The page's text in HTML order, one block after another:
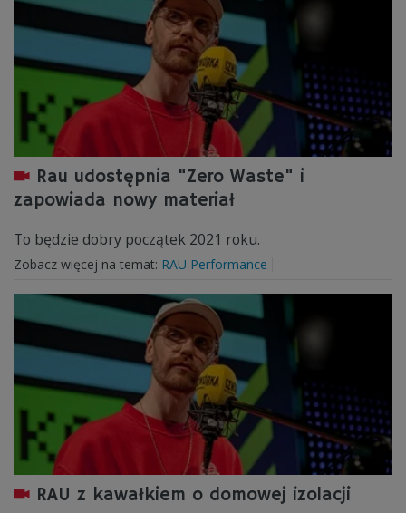
Rau udostępnia "Zero Waste" i
zapowiada nowy materiał
To będzie dobry początek 2021 roku.
Zobacz więcej na temat: RAU Performance
RAU z kawałkiem o domowej izolacji